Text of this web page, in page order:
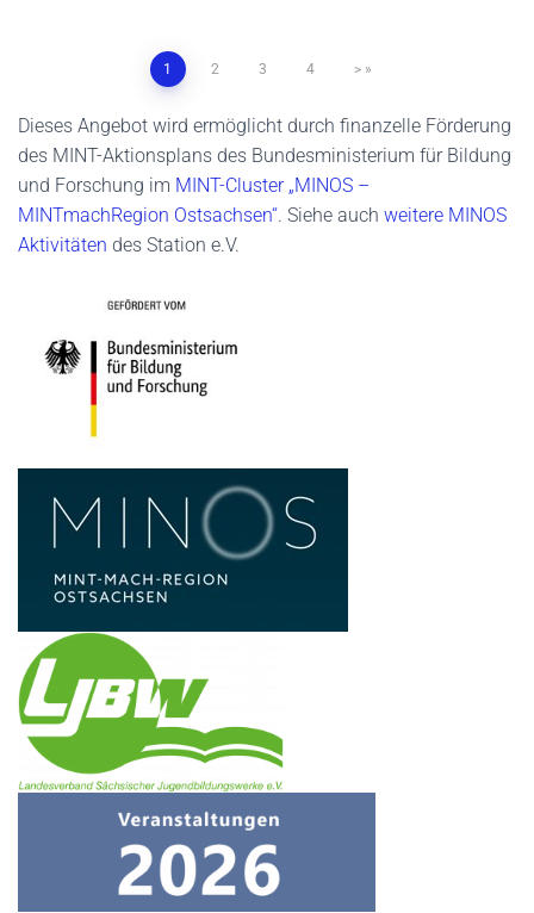
1 2 3 4 >
Dieses Angebot wird ermöglicht durch finanzelle Förderung
des MINT-Aktionsplans des Bundesministerium für Bildung
und Forschung im MINT-Cluster „MINOS –
MINTmachRegion Ostsachsen“. Siehe auch weitere MINOS
Aktivitäten des Station e.V.